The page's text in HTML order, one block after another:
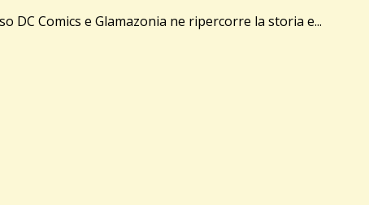
DC Comics e Glamazonia ne ripercorre la storia e...